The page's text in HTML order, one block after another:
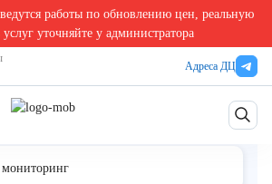
работы по обновлению цен, реальную
услуг уточняйте у администратора
Адреса ДЦ
в Екатеринбурге Такролимус